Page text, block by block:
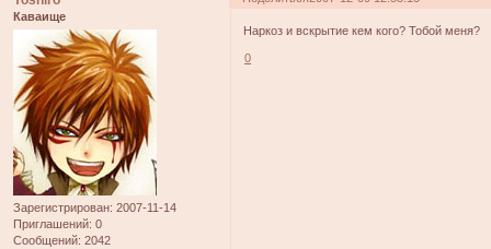
Каваище
Зарегистрирован: 2007-11-14
Приглашений: 0
Сообщений: 2042
Наркоз и вскрытие кем кого? Тобой меня?
0